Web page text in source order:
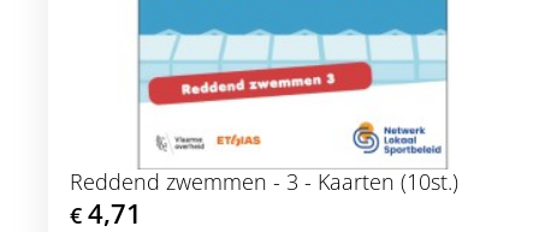
Reddend zwemmen - 3 - Kaarten (10st.)
€ 4,71